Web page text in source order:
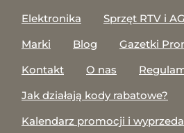
Elektronika
Sprzęt RTV i
Marki
Blog
Gazetki
Kontakt
O nas
Jak działają kody rabatowe?
Kalendarz promocji i